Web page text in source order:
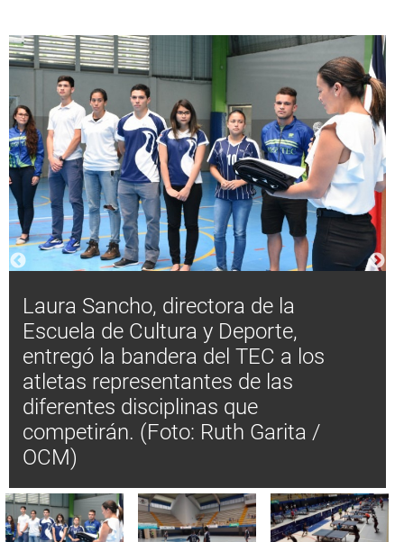
Laura Sancho, directora de la
Escuela de Cultura y Deporte,
entregó la bandera del TEC a los
atletas representantes de las
diferentes disciplinas que
competirán. (Foto: Ruth Garita /
OCM)